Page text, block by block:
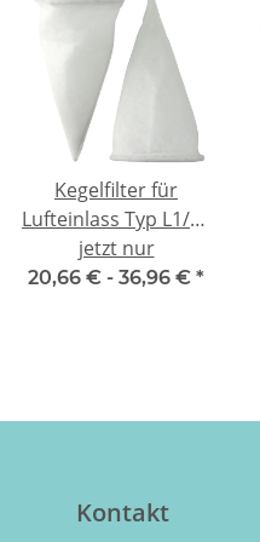
Kegelfilter für
Lufteinlass Typ L1/L2
- kompatibel
jetzt nur
20,66 € - 36,96 € *
Kontakt